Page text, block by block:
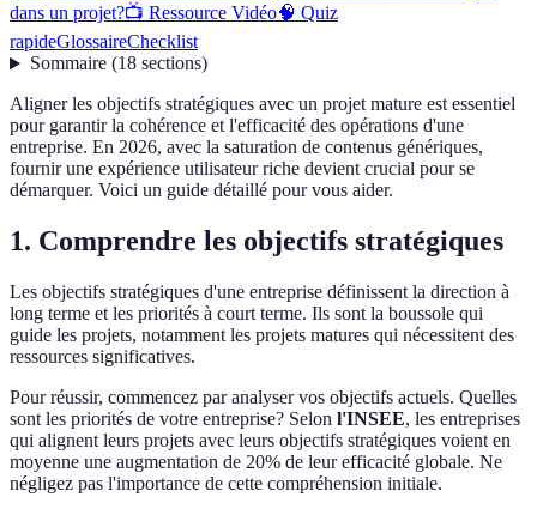
dans un projet?📺 Ressource Vidéo🧠 Quiz
rapideGlossaireChecklist
Sommaire(18 sections)
Aligner les objectifs stratégiques avec un projet mature est essentiel
pour garantir la cohérence et l'efficacité des opérations d'une
entreprise. En 2026, avec la saturation de contenus génériques,
fournir une expérience utilisateur riche devient crucial pour se
démarquer. Voici un guide détaillé pour vous aider.
1. Comprendre les objectifs stratégiques
Les objectifs stratégiques d'une entreprise définissent la direction à
long terme et les priorités à court terme. Ils sont la boussole qui
guide les projets, notamment les projets matures qui nécessitent des
ressources significatives.
Pour réussir, commencez par analyser vos objectifs actuels. Quelles
sont les priorités de votre entreprise? Selon l'INSEE, les entreprises
qui alignent leurs projets avec leurs objectifs stratégiques voient en
moyenne une augmentation de 20% de leur efficacité globale. Ne
négligez pas l'importance de cette compréhension initiale.